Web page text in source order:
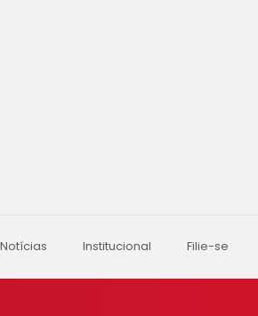
Notícias Institucional Filie-se